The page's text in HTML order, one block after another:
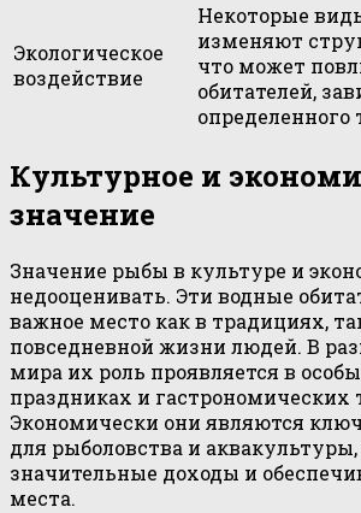
Экологическое
воздействие
Некоторые
изменяют
что может
обитателей,
определенного
Культурное и
значение
Значение рыбы в культуре и
недооценивать. Эти водные
важное место как в традициях,
повседневной жизни людей. В
мира их роль проявляется в
праздниках и гастрономических
Экономически они являются
для рыболовства и
значительные доходы и
места.